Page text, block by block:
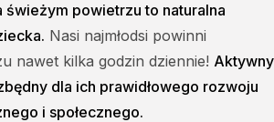
świeżym powietrzu to naturalna
Nasi najmłodsi powinni
nawet kilka godzin dziennie! Aktywny
dla ich prawidłowego rozwoju
i społecznego.